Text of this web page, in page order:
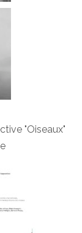
"Oiseaux"